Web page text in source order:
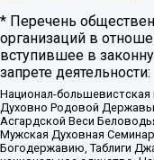
* Перечень
организаций в
вступившее в
запрете деятельности:
Национал-большевистская
Духовно Родовой Державы
Асгардской Веси
Мужская Духовная
Богодержавию, Таблиги